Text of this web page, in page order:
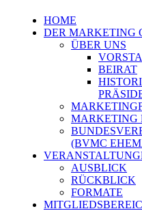
HOME
DER MARKETING
ÜBER UNS
BEIRAT
MARKETING
(BVMC
AUSBLICK
RÜCKBLICK
FORMATE